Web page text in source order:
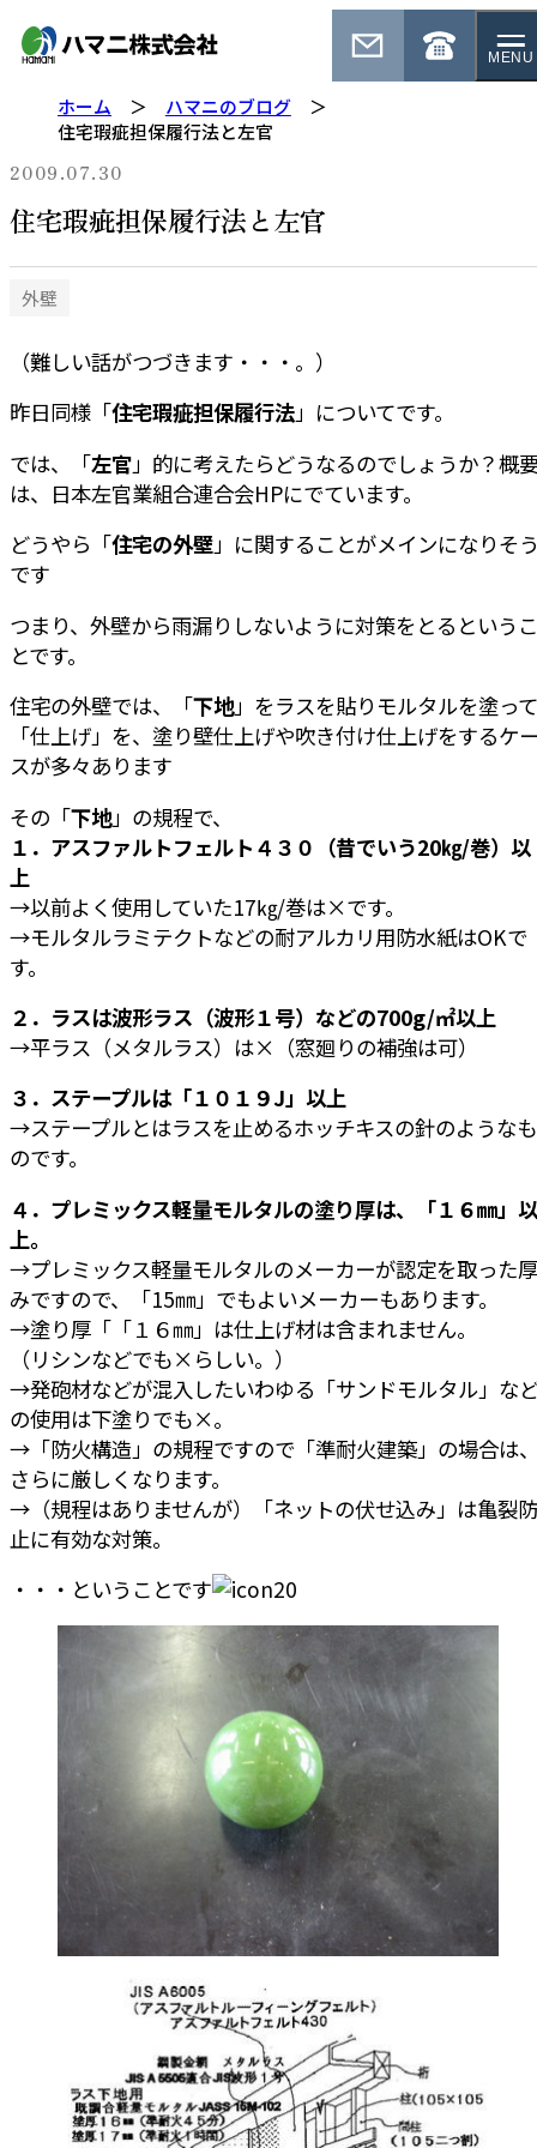
MENU
ホーム
ハマニのブログ
住宅瑕疵担保履行法と左官
住宅瑕疵担保履行法と左官
2009.07.30
外壁
（難しい話がつづきます・・・。）
昨日同様「住宅瑕疵担保履行法」についてです。
では、「左官」的に考えたらどうなるのでしょうか？概
は、日本左官業組合連合会HPにでています。
どうやら「住宅の外壁」に関することがメインになりそ
です
つまり、外壁から雨漏りしないように対策をとるというこ
とです。
住宅の外壁では、「下地」をラスを貼りモルタルを塗って
「仕上げ」を、塗り壁仕上げや吹き付け仕上げをするケ
スが多々あります
その「下地」の規程で、
１．アスファルトフェルト４３０（昔でいう20㎏/巻）以
上
→以前よく使用していた17㎏/巻は×です。
→モルタルラミテクトなどの耐アルカリ用防水紙はOKで
す。
２．ラスは波形ラス（波形１号）などの700g/㎡以上
→平ラス（メタルラス）は×（窓廻りの補強は可）
３．ステープルは「１０１９J」以上
→ステープルとはラスを止めるホッチキスの針のようなも
のです。
４．プレミックス軽量モルタルの塗り厚は、「１６㎜」以
上。
→プレミックス軽量モルタルのメーカーが認定を取った厚
みですので、「15㎜」でもよいメーカーもあります。
→塗り厚「「１６㎜」は仕上げ材は含まれません。
（リシンなどでも×らしい。）
→発砲材などが混入したいわゆる「サンドモルタル」な
の使用は下塗りでも×。
→「防火構造」の規程ですので「準耐火建築」の場合は
さらに厳しくなります。
→（規程はありませんが）「ネットの伏せ込み」は亀裂防
止に有効な対策。
・・・ということです